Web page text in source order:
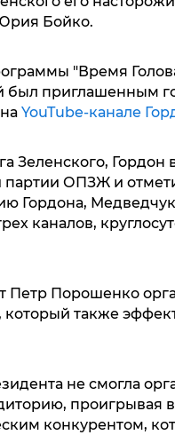
Бойко.
"Время
был приглашенным
YouTube-канале
Зеленского, Гордон
ОПЗЖ и
Гордона,
каналов,
Петр Порошенко
также
не смогла
проигрывая в
конкурентом,